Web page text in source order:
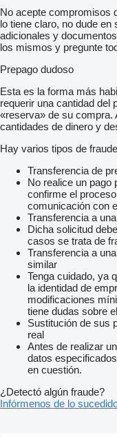
No acepte compromisos
lo tiene claro, no dude
adicionales y
los mismos y pregunte
Prepago dudoso
Esta es la forma más
requerir una cantidad del
«reserva» de su compra.
cantidades de dinero y
Hay varios tipos de
Transferencia de
No realice un pago
confirme el
comunicación con
Transferencia a
Dicha solicitud
casos se trata de
Transferencia a
similar
Tenga cuidado, ya
la identidad de
modificaciones
tiene dudas sobre
Sustitución de sus
real
Antes de realizar
datos
en cuestión.
¿Detectó algún fraude?
Infórmenos de lo